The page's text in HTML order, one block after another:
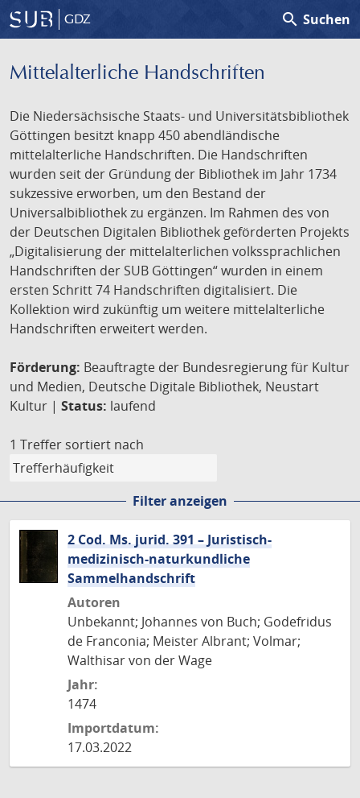
GDZ search Suchen
Mittelalterliche Handschriften
Die Niedersächsische Staats- und Universitätsbibliothek
Göttingen besitzt knapp 450 abendländische
mittelalterliche Handschriften. Die Handschriften
wurden seit der Gründung der Bibliothek im Jahr 1734
sukzessive erworben, um den Bestand der
Universalbibliothek zu ergänzen. Im Rahmen des von
der Deutschen Digitalen Bibliothek geförderten Projekts
„Digitalisierung der mittelalterlichen volkssprachlichen
Handschriften der SUB Göttingen“ wurden in einem
ersten Schritt 74 Handschriften digitalisiert. Die
Kollektion wird zukünftig um weitere mittelalterliche
Handschriften erweitert werden.
Förderung: Beauftragte der Bundesregierung für Kultur
und Medien, Deutsche Digitale Bibliothek, Neustart
Kultur | Status: laufend
1 Treffer sortiert nach
Filter anzeigen
2 Cod. Ms. jurid. 391 – Juristisch-
medizinisch-naturkundliche
Sammelhandschrift
Autoren
Unbekannt; Johannes von Buch; Godefridus
de Franconia; Meister Albrant; Volmar;
Walthisar von der Wage
Jahr:
1474
Importdatum:
17.03.2022